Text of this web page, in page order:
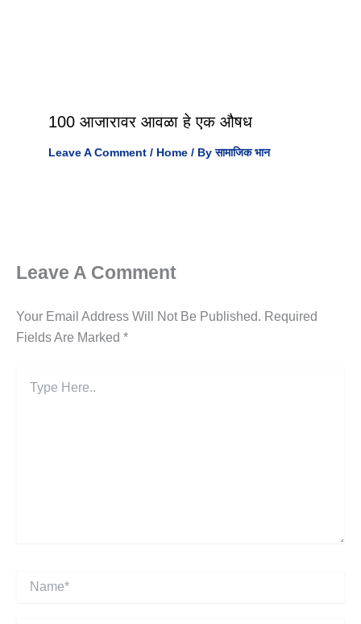
100 आजारावर आवळा हे एक औषध
Leave A Comment / Home / Byसामाजिक भान
Leave A Comment
Your Email Address Will Not Be Published. Required
Fields Are Marked *
Here..